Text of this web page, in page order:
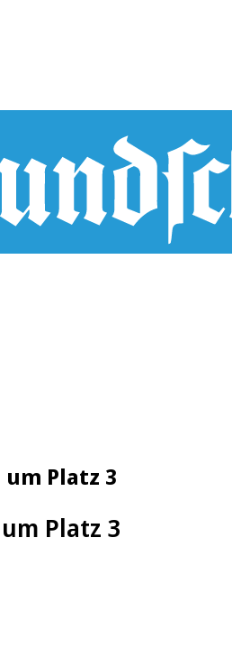
Platz 3
Platz 3